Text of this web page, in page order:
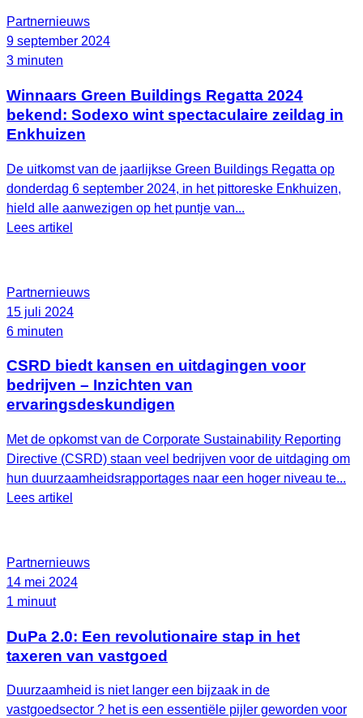
Partnernieuws
9 september 2024
3 minuten
Winnaars Green Buildings Regatta 2024
bekend: Sodexo wint spectaculaire zeildag in
Enkhuizen
De uitkomst van de jaarlijkse Green Buildings Regatta op
donderdag 6 september 2024, in het pittoreske Enkhuizen,
hield alle aanwezigen op het puntje van...
Lees artikel
Partnernieuws
15 juli 2024
6 minuten
CSRD biedt kansen en uitdagingen voor
bedrijven – Inzichten van
ervaringsdeskundigen
Met de opkomst van de Corporate Sustainability Reporting
Directive (CSRD) staan veel bedrijven voor de uitdaging om
hun duurzaamheidsrapportages naar een hoger niveau te...
Lees artikel
Partnernieuws
14 mei 2024
1 minuut
DuPa 2.0: Een revolutionaire stap in het
taxeren van vastgoed
Duurzaamheid is niet langer een bijzaak in de
vastgoedsector ? het is een essentiële pijler geworden voor